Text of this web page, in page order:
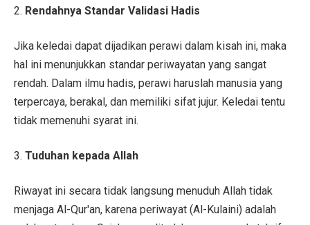
2. Rendahnya Standar Validasi Hadis
Jika keledai dapat dijadikan perawi dalam kisah ini, maka
hal ini menunjukkan standar periwayatan yang sangat
rendah. Dalam ilmu hadis, perawi haruslah manusia yang
terpercaya, berakal, dan memiliki sifat jujur. Keledai tentu
tidak memenuhi syarat ini.
3. Tuduhan kepada Allah
Riwayat ini secara tidak langsung menuduh Allah tidak
menjaga Al-Qur'an, karena periwayat (Al-Kulaini) adalah